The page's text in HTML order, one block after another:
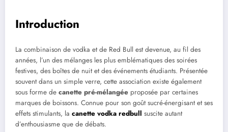
Introduction
La combinaison de vodka et de Red Bull est devenue, au fil des
années, l’un des mélanges les plus emblématiques des soirées
festives, des boîtes de nuit et des événements étudiants. Présentée
souvent dans un simple verre, cette association existe également
sous forme de canette pré-mélangée proposée par certaines
marques de boissons. Connue pour son goût sucré-énergisant et ses
effets stimulants, la canette vodka redbull suscite autant
d’enthousiasme que de débats.